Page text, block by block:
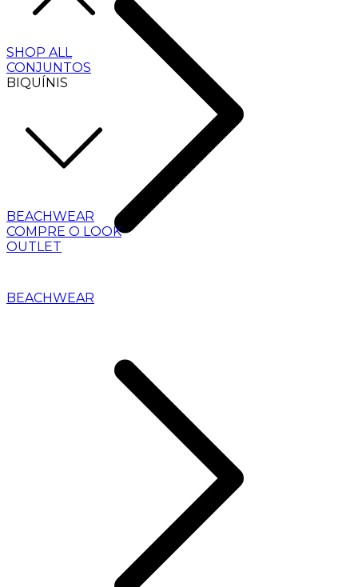
SHOP ALL
CONJUNTOS
BIQUÍNIS
BEACHWEAR
COMPRE O LOOK
OUTLET
BEACHWEAR